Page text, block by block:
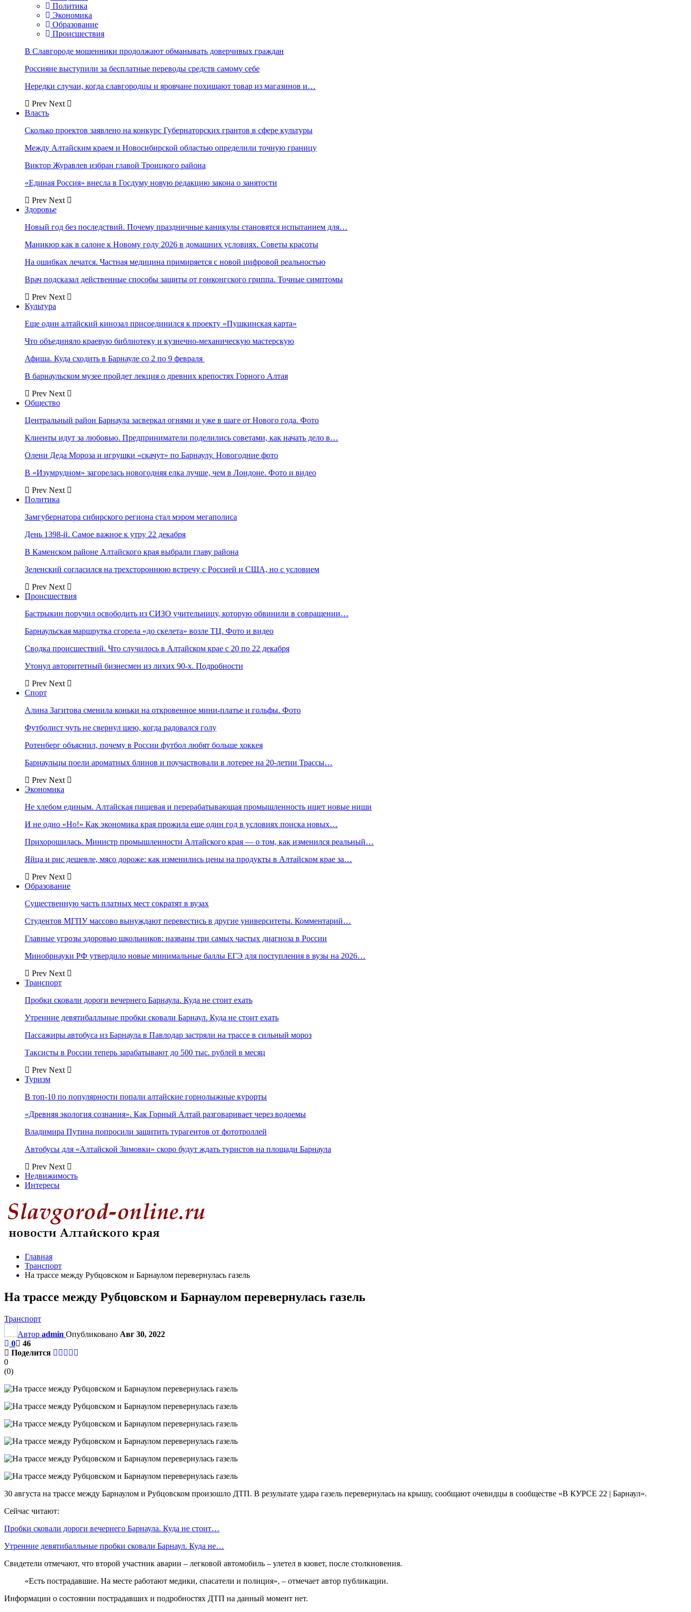
Политика
Экономика
Образование
Происшествия
В Славгороде мошенники продолжают обманывать доверчивых граждан
Россияне выступили за бесплатные переводы средств самому себе
Нередки случаи, когда славгородцы и яровчане похищают товар из магазинов и…
Prev Next
Власть
Сколько проектов заявлено на конкурс Губернаторских грантов в сфере культуры
Между Алтайским краем и Новосибирской областью определили точную границу
Виктор Журавлев избран главой Троицкого района
«Единая Россия» внесла в Госдуму новую редакцию закона о занятости
Prev Next
Здоровье
Новый год без последствий. Почему праздничные каникулы становятся испытанием для…
Маникюр как в салоне к Новому году 2026 в домашних условиях. Советы красоты
На ошибках лечатся. Частная медицина примиряется с новой цифровой реальностью
Врач подсказал действенные способы защиты от гонконгского гриппа. Точные симптомы
Prev Next
Культура
Еще один алтайский кинозал присоединился к проекту «Пушкинская карта»
Что объединяло краевую библиотеку и кузнечно-механическую мастерскую
Афиша. Куда сходить в Барнауле со 2 по 9 февраля
В барнаульском музее пройдет лекция о древних крепостях Горного Алтая
Prev Next
Общество
Центральный район Барнаула засверкал огнями и уже в шаге от Нового года. Фото
Клиенты идут за любовью. Предприниматели поделились советами, как начать дело в…
Олени Деда Мороза и игрушки «скачут» по Барнаулу. Новогодние фото
В «Изумрудном» загорелась новогодняя елка лучше, чем в Лондоне. Фото и видео
Prev Next
Политика
Замгубернатора сибирского региона стал мэром мегаполиса
День 1398-й. Самое важное к утру 22 декабря
В Каменском районе Алтайского края выбрали главу района
Зеленский согласился на трехстороннюю встречу с Россией и США, но с условием
Prev Next
Происшествия
Бастрыкин поручил освободить из СИЗО учительницу, которую обвинили в совращении…
Барнаульская маршрутка сгорела «до скелета» возле ТЦ. Фото и видео
Сводка происшествий. Что случилось в Алтайском крае с 20 по 22 декабря
Утонул авторитетный бизнесмен из лихих 90-х. Подробности
Prev Next
Спорт
Алина Загитова сменила коньки на откровенное мини-платье и гольфы. Фото
Футболист чуть не свернул шею, когда радовался голу
Ротенберг объяснил, почему в России футбол любят больше хоккея
Барнаульцы поели ароматных блинов и поучаствовали в лотерее на 20-летии Трассы…
Prev Next
Экономика
Не хлебом единым. Алтайская пищевая и перерабатывающая промышленность ищет новые ниши
И не одно «Но!» Как экономика края прожила еще один год в условиях поиска новых…
Прихорошилась. Министр промышленности Алтайского края — о том, как изменился реальный…
Яйца и рис дешевле, мясо дороже: как изменились цены на продукты в Алтайском крае за…
Prev Next
Образование
Существенную часть платных мест сократят в вузах
Студентов МГПУ массово вынуждают перевестись в другие университеты. Комментарий…
Главные угрозы здоровью школьников: названы три самых частых диагноза в России
Минобрнауки РФ утвердило новые минимальные баллы ЕГЭ для поступления в вузы на 2026…
Prev Next
Транспорт
Пробки сковали дороги вечернего Барнаула. Куда не стоит ехать
Утренние девятибалльные пробки сковали Барнаул. Куда не стоит ехать
Пассажиры автобуса из Барнаула в Павлодар застряли на трассе в сильный мороз
Таксисты в России теперь зарабатывают до 500 тыс. рублей в месяц
Prev Next
Туризм
В топ-10 по популярности попали алтайские горнолыжные курорты
«Древняя экология сознания». Как Горный Алтай разговаривает через водоемы
Владимира Путина попросили защитить турагентов от фототроллей
Автобусы для «Алтайской Зимовки» скоро будут ждать туристов на площади Барнаула
Prev Next
Недвижимость
Интересы
Главная
Транспорт
На трассе между Рубцовском и Барнаулом перевернулась газель
На трассе между Рубцовском и Барнаулом перевернулась газель
Транспорт
Автор admin Опубликовано Авг 30, 2022
0
46
Поделится
0
(0)
30 августа на трассе между Барнаулом и Рубцовском произошло ДТП. В результате удара газель перевернулась на крышу, сообщают очевидцы в сообществе «В КУРСЕ 22 | Барнаул».
Сейчас читают:
Пробки сковали дороги вечернего Барнаула. Куда не стоит…
Утренние девятибалльные пробки сковали Барнаул. Куда не…
Свидетели отмечают, что второй участник аварии – легковой автомобиль – улетел в кювет, после столкновения.
«Есть пострадавшие. На месте работают медики, спасатели и полиция», – отмечает автор публикации.
Информации о состоянии пострадавших и подробностях ДТП на данный момент нет.